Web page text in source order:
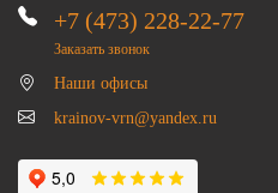
+7 (473) 228-22-77
Заказать звонок
Наши офисы
krainov-vrn@yandex.ru